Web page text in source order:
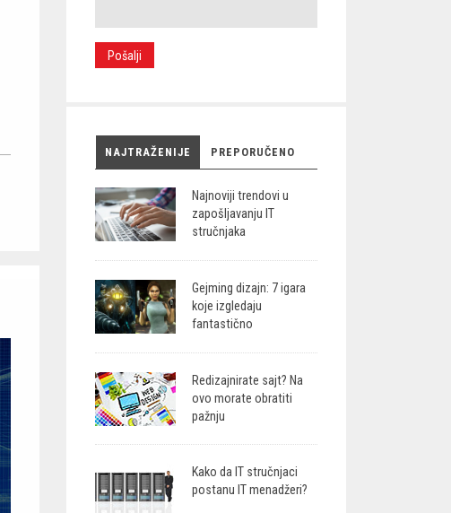
NAJTRAŽENIJE PREPORUČENO
Najnoviji trendovi u
zapošljavanju IT
stručnjaka
Gejming dizajn: 7 igara
koje izgledaju
fantastično
Redizajnirate sajt? Na
ovo morate obratiti
pažnju
Kako da IT stručnjaci
postanu IT menadžeri?